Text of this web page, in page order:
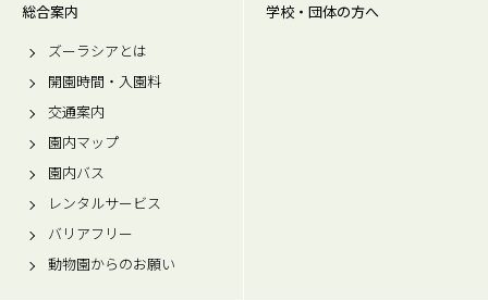
総合案内
ズーラシアとは
開園時間・入園料
交通案内
園内マップ
園内バス
レンタルサービス
バリアフリー
動物園からのお願い
学校・団体の方へ